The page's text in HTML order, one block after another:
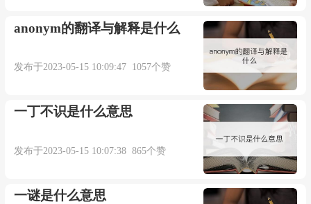
anonym的翻译与解释是什么
发布于2023-05-15 10:09:47 1057个赞
一丁不识是什么意思
发布于2023-05-15 10:07:38 865个赞
一谜是什么意思